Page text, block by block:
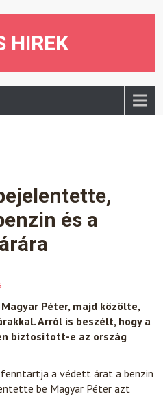
HIREK
és a
Péter, majd közölte,
Arról is beszélt, hogy a
biztosított-e az ország
fenntartja a védett árat a benzin
be Magyar Péter azt